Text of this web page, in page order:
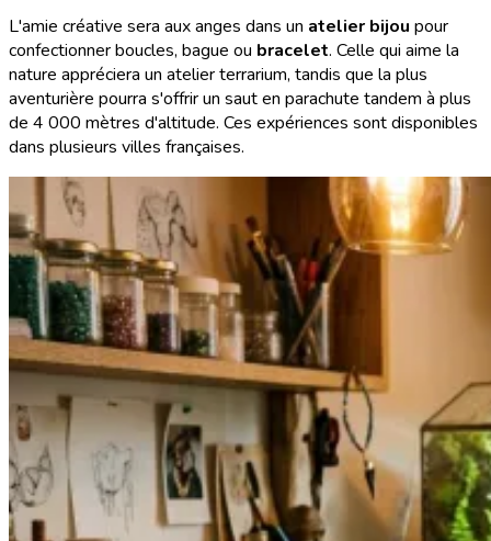
L'amie créative sera aux anges dans un atelier bijou pour
confectionner boucles, bague ou bracelet. Celle qui aime la
nature appréciera un atelier terrarium, tandis que la plus
aventurière pourra s'offrir un saut en parachute tandem à plus
de 4 000 mètres d'altitude. Ces expériences sont disponibles
dans plusieurs villes françaises.